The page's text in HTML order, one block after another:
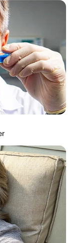
Loss Isn't
While You